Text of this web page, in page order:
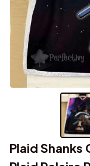
Plaid Shanks